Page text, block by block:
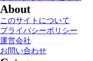
About
このサイトについて
プライバシーポリシー
運営会社
お問い合わせ